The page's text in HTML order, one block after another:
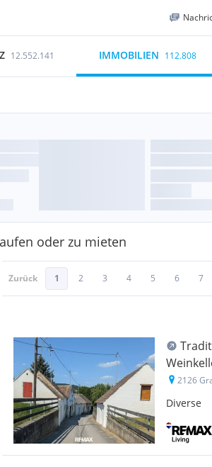
12.552.141 IMMOBILIEN 112.808
oder zu mieten
Zurück 1 2 3 4 5 6 7
2126
Diverse